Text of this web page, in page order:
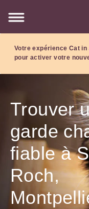
Votre expérience Cat
pour activer votre
Trouver
garde
fiable à
Roch,